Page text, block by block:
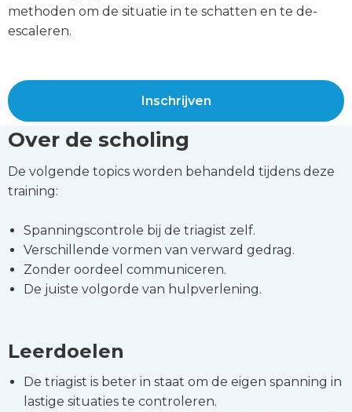
methoden om de situatie in te schatten en te de-
escaleren.
Inschrijven
Over de scholing
De volgende topics worden behandeld tijdens deze
training:
Spanningscontrole bij de triagist zelf.
Verschillende vormen van verward gedrag.
Zonder oordeel communiceren.
De juiste volgorde van hulpverlening.
Leerdoelen
De triagist is beter in staat om de eigen spanning in
lastige situaties te controleren.